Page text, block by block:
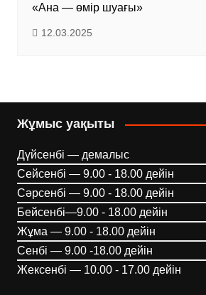
«Ана — өмір шуағы»
12.03.2025
Жұмыс уақыты
Дүйсенбі — демалыс
Сейсенбі — 9.00 - 18.00 дейін
Сәрсенбі — 9.00 - 18.00 дейін
Бейсенбі—9.00 - 18.00 дейін
Жұма — 9.00 - 18.00 дейін
Сенбі — 9.00 -18.00 дейін
Жексенбі — 10.00 - 17.00 дейін